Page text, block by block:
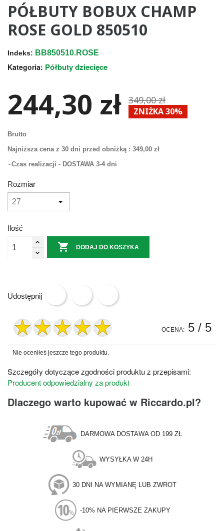
PÓŁBUTY BOBUX CHAMP
ROSE GOLD 850510
Indeks: BB850510.ROSE
Kategoria: Półbuty dziecięce
244,30 zł 349,00 zł
ZNIŻKA 30%
Brutto
Najniższa cena z 30 dni przed obniżką : 349,00 zł
Czas realizacji - DOSTAWA 3-4 dni
Rozmiar
Ilość
 DODAJ DO KOSZYKA
Udostępnij
OCENA: 5 / 5
Nie oceniłeś jeszcze tego produktu.
Szczegóły dotyczące zgodności produktu z przepisami:
Producent odpowiedzialny za produkt
Dlaczego warto kupować w Riccardo.pl?
DARMOWA DOSTAWA OD 199 ZŁ
WYSYŁKA W 24H
30 DNI NA WYMIANĘ LUB ZWROT
-10% NA PIERWSZE ZAKUPY